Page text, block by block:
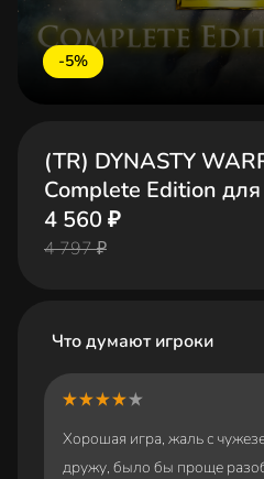
-5%
(TR) DYNASTY
Complete Edition
4 560 ₽
4 797 ₽
Что думают игроки
Хорошая игра, жаль с
дружу, было бы проще